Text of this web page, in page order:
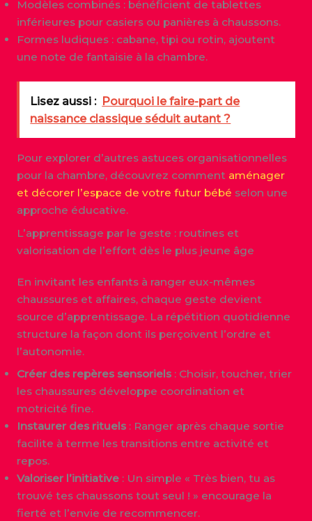
Modèles combinés : bénéficient de tablettes
inférieures pour casiers ou panières à chaussons.
Formes ludiques : cabane, tipi ou rotin, ajoutent
une note de fantaisie à la chambre.
Lisez aussi : Pourquoi le faire-part de
naissance classique séduit autant ?
Pour explorer d’autres astuces organisationnelles
pour la chambre, découvrez comment aménager
et décorer l’espace de votre futur bébé selon une
approche éducative.
L’apprentissage par le geste : routines et
valorisation de l’effort dès le plus jeune âge
En invitant les enfants à ranger eux-mêmes
chaussures et affaires, chaque geste devient
source d’apprentissage. La répétition quotidienne
structure la façon dont ils perçoivent l’ordre et
l’autonomie.
Créer des repères sensoriels: Choisir, toucher, trier
les chaussures développe coordination et
motricité fine.
Instaurer des rituels: Ranger après chaque sortie
facilite à terme les transitions entre activité et
repos.
Valoriser l’initiative: Un simple « Très bien, tu as
trouvé tes chaussons tout seul ! » encourage la
fierté et l’envie de recommencer.